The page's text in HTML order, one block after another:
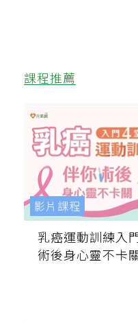
課程推薦
乳癌運動訓練入
術後身心靈不卡
影片課程